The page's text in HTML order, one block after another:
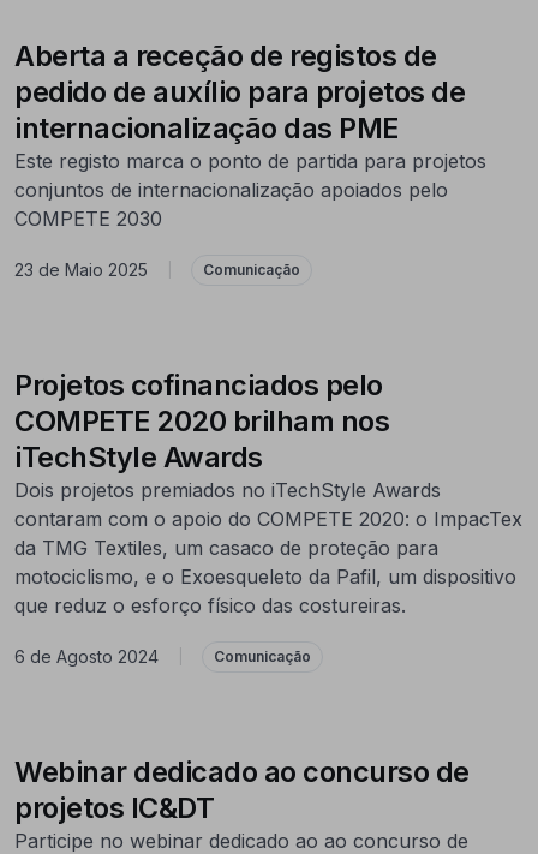
Aberta a receção de registos de
pedido de auxílio para projetos de
internacionalização das PME
Este registo marca o ponto de partida para projetos
conjuntos de internacionalização apoiados pelo
COMPETE 2030
23 de Maio 2025 Comunicação
Projetos cofinanciados pelo
COMPETE 2020 brilham nos
iTechStyle Awards
Dois projetos premiados no iTechStyle Awards
contaram com o apoio do COMPETE 2020: o ImpacTex
da TMG Textiles, um casaco de proteção para
motociclismo, e o Exoesqueleto da Pafil, um dispositivo
que reduz o esforço físico das costureiras.
6 de Agosto 2024 Comunicação
Webinar dedicado ao concurso de
projetos IC&DT
Participe no webinar dedicado ao ao concurso de